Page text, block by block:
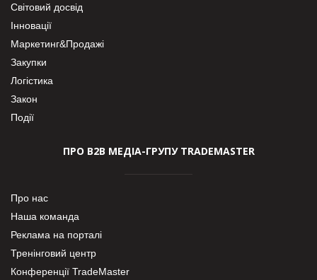
Світовий досвід
Інновації
Маркетинг&Продажі
Закупки
Логістика
Закон
Події
ПРО В2В МЕДІА-ГРУПУ TRADEMASTER
Про нас
Наша команда
Реклама на порталі
Тренінговий центр
Конференції TradeMaster